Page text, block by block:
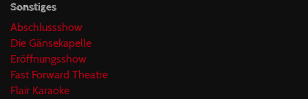
Sonstiges
Abschlussshow
Die Gänsekapelle
Eröffnungsshow
Fast Forward Theatre
Flair Karaoke